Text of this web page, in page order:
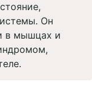
Он
в мышцах и